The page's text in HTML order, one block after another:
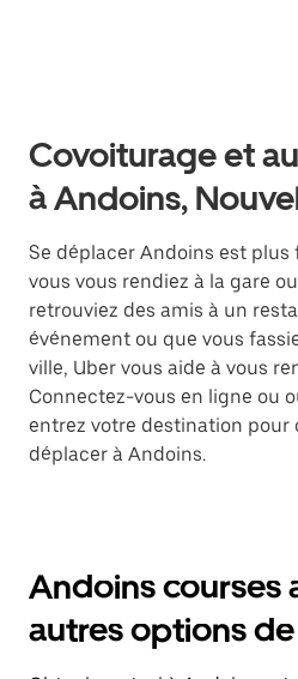
Covoiturage et
à Andoins,
Se déplacer Andoins est plus
vous vous rendiez à la gare
retrouviez des amis à un
événement ou que vous
ville, Uber vous aide à vous
Connectez-vous en ligne ou
entrez votre destination pour
déplacer à Andoins.
Andoins courses
autres options